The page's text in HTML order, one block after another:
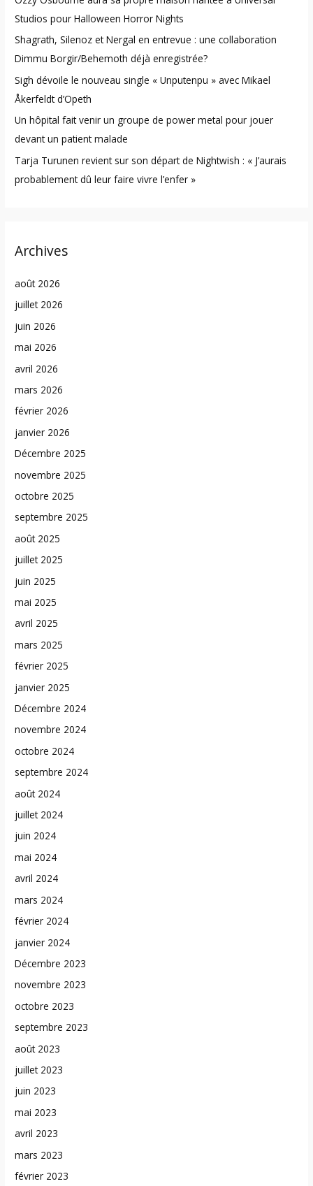
f
o
r
:
Studios pour Halloween Horror Nights
Shagrath, Silenoz et Nergal en entrevue : une collaboration
Dimmu Borgir/Behemoth déjà enregistrée?
Sigh dévoile le nouveau single « Unputenpu » avec Mikael
Åkerfeldt d’Opeth
Un hôpital fait venir un groupe de power metal pour jouer
devant un patient malade
Tarja Turunen revient sur son départ de Nightwish : « J’aurais
probablement dû leur faire vivre l’enfer »
Archives
août 2026
juillet 2026
juin 2026
mai 2026
avril 2026
mars 2026
février 2026
janvier 2026
Décembre 2025
novembre 2025
octobre 2025
septembre 2025
août 2025
juillet 2025
juin 2025
mai 2025
avril 2025
mars 2025
février 2025
janvier 2025
Décembre 2024
novembre 2024
octobre 2024
septembre 2024
août 2024
juillet 2024
juin 2024
mai 2024
avril 2024
mars 2024
février 2024
janvier 2024
Décembre 2023
novembre 2023
octobre 2023
septembre 2023
août 2023
juillet 2023
juin 2023
mai 2023
avril 2023
mars 2023
février 2023